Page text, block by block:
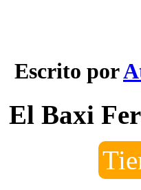
Escrito por
El Baxi